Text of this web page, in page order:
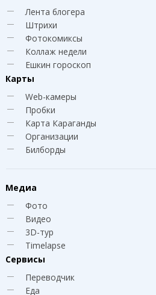
Лента блогера
Штрихи
Фотокомиксы
Коллаж недели
Ешкин гороскоп
Карты
Web-камеры
Пробки
Карта Караганды
Организации
Билборды
Медиа
Фото
Видео
3D-тур
Timelapse
Сервисы
Переводчик
Еда